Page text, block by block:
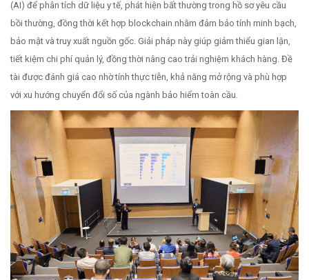
(AI) để phân tích dữ liệu y tế, phát hiện bất thường trong hồ sơ yêu cầu
bồi thường, đồng thời kết hợp blockchain nhằm đảm bảo tính minh bạch,
bảo mật và truy xuất nguồn gốc. Giải pháp này giúp giảm thiểu gian lận,
tiết kiệm chi phí quản lý, đồng thời nâng cao trải nghiệm khách hàng. Đề
tài được đánh giá cao nhờ tính thực tiễn, khả năng mở rộng và phù hợp
với xu hướng chuyển đổi số của ngành bảo hiểm toàn cầu.